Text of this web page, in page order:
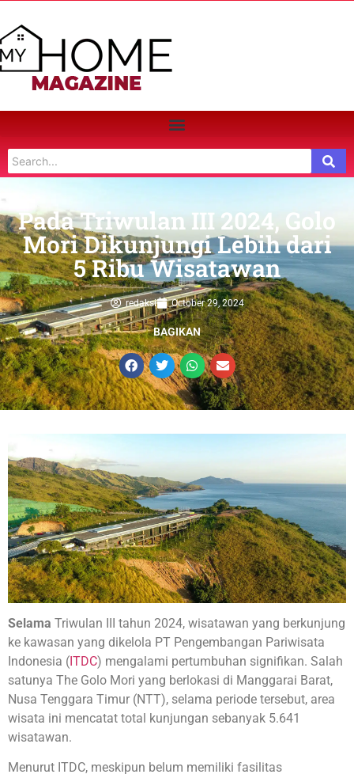
Pada Triwulan III 2024, Golo
Mori Dikunjungi Lebih dari
5 Ribu Wisatawan
redaksi October 29, 2024
BAGIKAN
Selama Triwulan III tahun 2024, wisatawan yang berkunjung
ke kawasan yang dikelola PT Pengembangan Pariwisata
Indonesia (ITDC) mengalami pertumbuhan signifikan. Salah
satunya The Golo Mori yang berlokasi di Manggarai Barat,
Nusa Tenggara Timur (NTT), selama periode tersebut, area
wisata ini mencatat total kunjungan sebanyak 5.641
wisatawan.
Menurut ITDC, meskipun belum memiliki fasilitas